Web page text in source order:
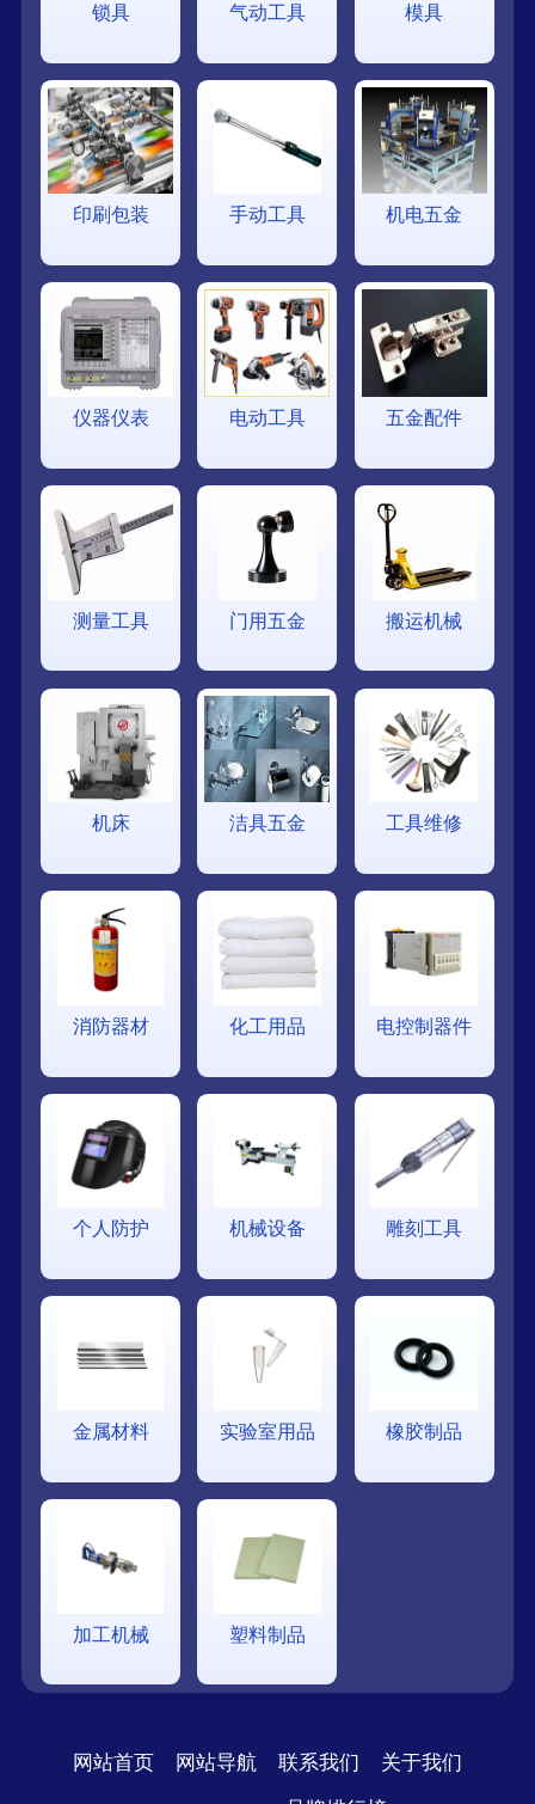
锁具 气动工具 模具
印刷包装 手动工具 机电五金
仪器仪表 电动工具 五金配件
测量工具 门用五金 搬运机械
机床 洁具五金 工具维修
消防器材 化工用品 电控制器件
个人防护 机械设备 雕刻工具
金属材料 实验室用品 橡胶制品
加工机械 塑料制品
网站首页 网站导航 联系我们 关于我们